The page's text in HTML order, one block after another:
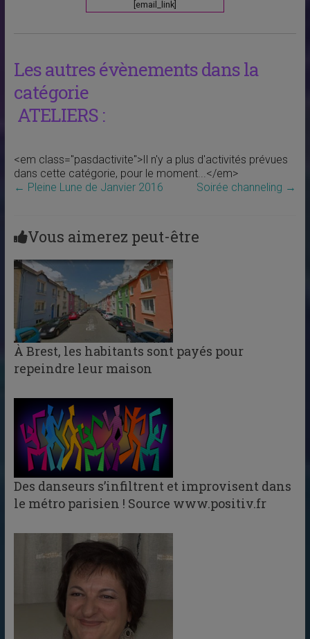
[email_link]
Les autres évènements dans la
catégorie
ATELIERS :
<em class="pasdactivite">Il n'y a plus d'activités prévues
dans cette catégorie, pour le moment...</em>
← Pleine Lune de Janvier 2016 Soirée channeling →
Vous aimerez peut-être
À Brest, les habitants sont payés pour
repeindre leur maison
Des danseurs s’infiltrent et improvisent dans
le métro parisien ! Source www.positiv.fr